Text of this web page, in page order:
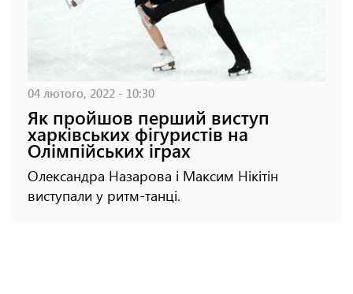
04 лютого, 2022 - 10:30
Як пройшов перший виступ
харківських фігуристів на
Олімпійських іграх
Олександра Назарова і Максим Нікітін
виступали у ритм-танці.